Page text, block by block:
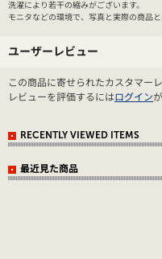
洗濯により若干の縮みがございます。
モニタなどの環境で、写真と実際の商品
ユーザーレビュー
この商品に寄せられたカスタマー
レビューを評価するにはログイン
RECENTLY VIEWED ITEMS
最近見た商品